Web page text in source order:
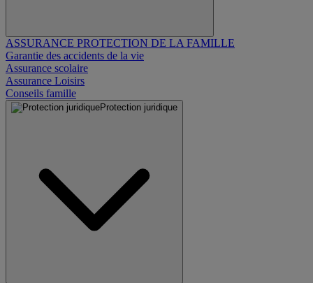
ASSURANCE PROTECTION DE LA FAMILLE
Garantie des accidents de la vie
Assurance scolaire
Assurance Loisirs
Conseils famille
Protection juridique